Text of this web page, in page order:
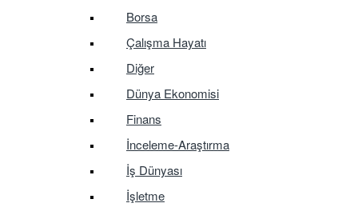
Borsa
Çalışma Hayatı
Diğer
Dünya Ekonomisi
Finans
İnceleme-Araştırma
İş Dünyası
İşletme